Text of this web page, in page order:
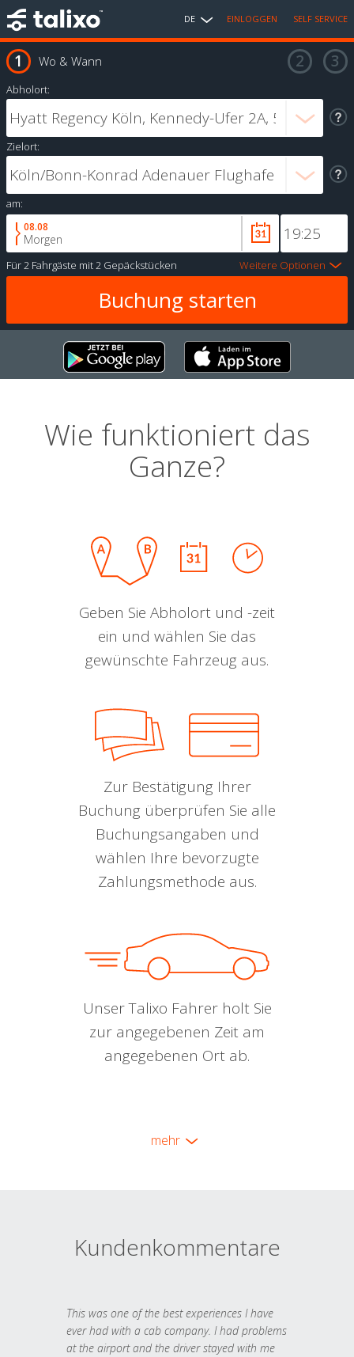
DE EINLOGGEN SELF SERVICE
Wo & Wann
Abholort:
Zielort:
am:
08.08
Morgen
Für2 Fahrgäste mit2 Gepäckstücken Weitere Optionen
Wie funktioniert das
Ganze?
Geben Sie Abholort und -zeit
ein und wählen Sie das
gewünschte Fahrzeug aus.
Zur Bestätigung Ihrer
Buchung überprüfen Sie alle
Buchungsangaben und
wählen Ihre bevorzugte
Zahlungsmethode aus.
Unser Talixo Fahrer holt Sie
zur angegebenen Zeit am
angegebenen Ort ab.
mehr
Kundenkommentare
This was one of the best experiences I have
ever had with a cab company. I had problems
at the airport and the driver stayed with me